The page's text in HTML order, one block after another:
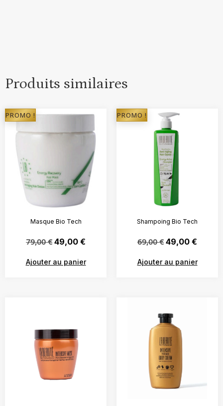
Produits similaires
PROMO !
Masque Bio Tech
79,00€ 49,00 €
Ajouter au panier
PROMO !
Shampoing Bio Tech
69,00€ 49,00 €
Ajouter au panier